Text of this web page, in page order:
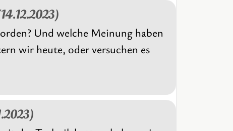
Und welche Meinung haben
wir heute, oder versuchen es